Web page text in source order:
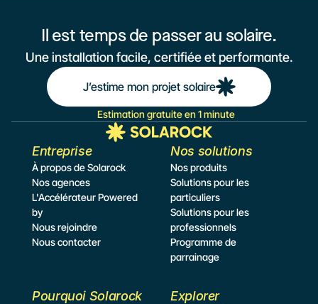
Il est temps de passer au solaire.
Une installation facile, certifiée et performante.
J’estime mon projet solaire
Estimation gratuite en 1 minute
Entreprise
À propos de Solarock
Nos agences
L'Accélérateur Powered
by
Nous rejoindre
Nous contacter
Nos solutions
Nos produits
Solutions pour les
particuliers
Solutions pour les
professionnels
Programme de
parrainage
Pourquoi Solarock Explorer